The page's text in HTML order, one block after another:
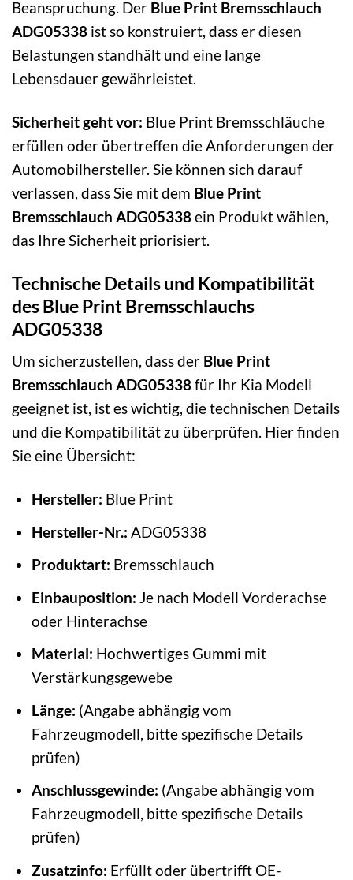
Beanspruchung. Der Blue Print Bremsschlauch
ADG05338 ist so konstruiert, dass er diesen
Belastungen standhält und eine lange
Lebensdauer gewährleistet.
Sicherheit geht vor: Blue Print Bremsschläuche
erfüllen oder übertreffen die Anforderungen der
Automobilhersteller. Sie können sich darauf
verlassen, dass Sie mit dem Blue Print
Bremsschlauch ADG05338ein Produkt wählen,
das Ihre Sicherheit priorisiert.
Technische Details und Kompatibilität
des Blue Print Bremsschlauchs
ADG05338
Um sicherzustellen, dass der Blue Print
Bremsschlauch ADG05338für Ihr Kia Modell
geeignet ist, ist es wichtig, die technischen Details
und die Kompatibilität zu überprüfen. Hier finden
Sie eine Übersicht:
Hersteller: Blue Print
Hersteller-Nr.: ADG05338
Produktart: Bremsschlauch
Einbauposition: Je nach Modell Vorderachse
oder Hinterachse
Material: Hochwertiges Gummi mit
Verstärkungsgewebe
Länge: (Angabe abhängig vom
Fahrzeugmodell, bitte spezifische Details
prüfen)
Anschlussgewinde: (Angabe abhängig vom
Fahrzeugmodell, bitte spezifische Details
prüfen)
Zusatzinfo: Erfüllt oder übertrifft OE-